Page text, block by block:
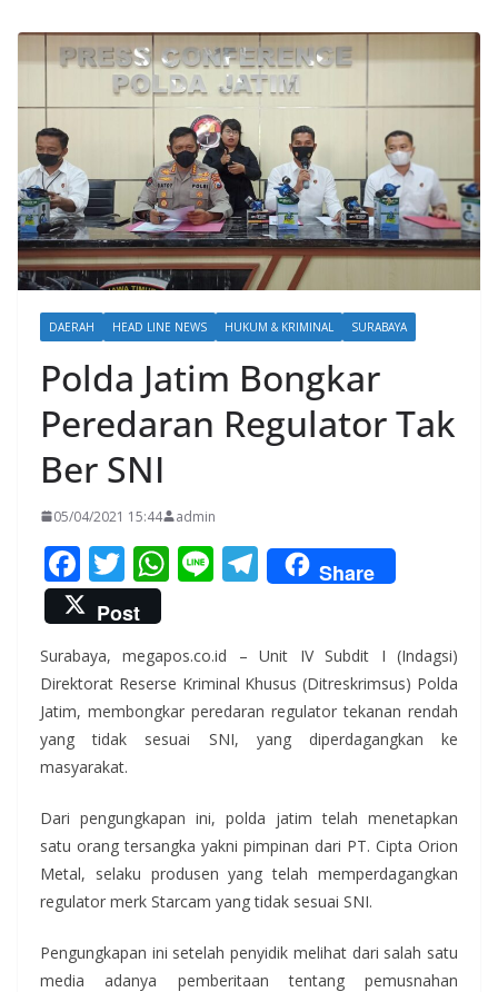
DAERAH HEAD LINE NEWS HUKUM & KRIMINAL SURABAYA
Polda Jatim Bongkar
Peredaran Regulator Tak
Ber SNI
05/04/2021 15:44 admin
F
ac
e
b
o
o
k
T
w
itt
er
W
s
A
p
Li T
el
gr
a
m
Share
Post
Surabaya, megapos.co.id – Unit IV Subdit I (Indagsi)
Direktorat Reserse Kriminal Khusus (Ditreskrimsus) Polda
Jatim, membongkar peredaran regulator tekanan rendah
yang tidak sesuai SNI, yang diperdagangkan ke
masyarakat.
Dari pengungkapan ini, polda jatim telah menetapkan
satu orang tersangka yakni pimpinan dari PT. Cipta Orion
Metal, selaku produsen yang telah memperdagangkan
regulator merk Starcam yang tidak sesuai SNI.
Pengungkapan ini setelah penyidik melihat dari salah satu
media adanya pemberitaan tentang pemusnahan